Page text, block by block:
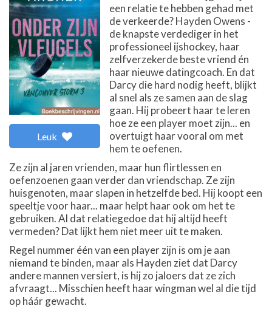
Leuk
een relatie te hebben gehad met
de verkeerde? Hayden Owens -
de knapste verdediger in het
professioneel ijshockey, haar
zelfverzekerde beste vriend én
haar nieuwe datingcoach. En dat
Darcy die hard nodig heeft, blijkt
al snel als ze samen aan de slag
gaan. Hij probeert haar te leren
hoe ze een player moet zijn... en
overtuigt haar vooral om met
hem te oefenen.
Ze zijn al jaren vrienden, maar hun flirtlessen en
oefenzoenen gaan verder dan vriendschap. Ze zijn
huisgenoten, maar slapen in hetzelfde bed. Hij koopt een
speeltje voor haar... maar helpt haar ook om het te
gebruiken. Al dat relatiegedoe dat hij altijd heeft
vermeden? Dat lijkt hem niet meer uit te maken.
Regel nummer één van een player zijn is om je aan
niemand te binden, maar als Hayden ziet dat Darcy
andere mannen versiert, is hij zo jaloers dat ze zich
afvraagt... Misschien heeft haar wingman wel al die tijd
op háár gewacht.